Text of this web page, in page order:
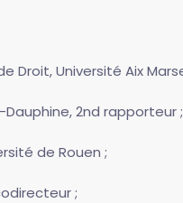
Droit, Université Aix
2nd rapporteur ;
de Rouen ;
;